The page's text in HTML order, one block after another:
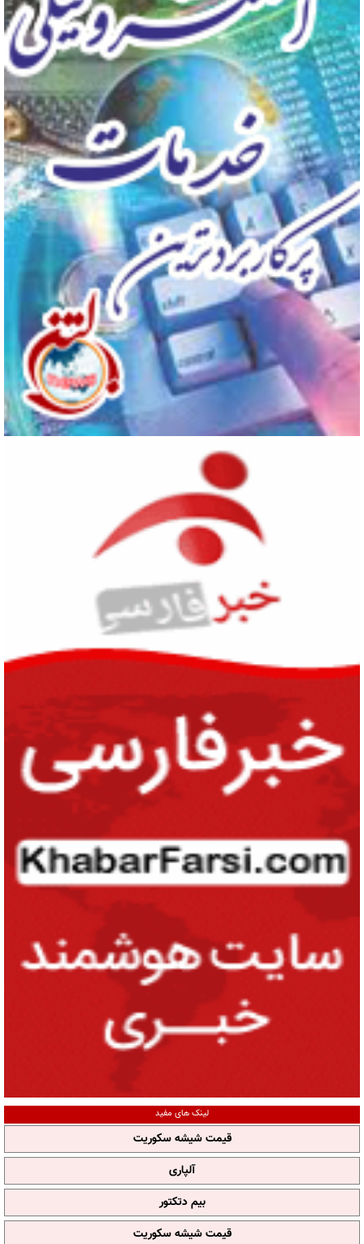
لینک های مفید
قیمت شیشه سکوریت
آلپاری
بیم دتکتور
قیمت شیشه سکوریت